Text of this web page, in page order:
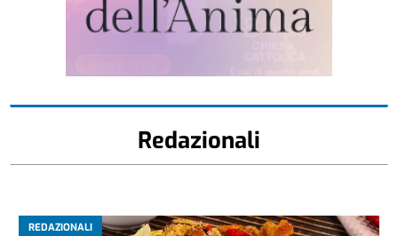
Redazionali
REDAZIONALI